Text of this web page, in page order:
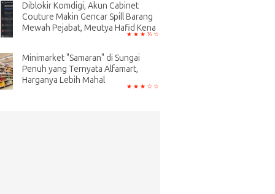
Diblokir Komdigi, Akun Cabinet
Couture Makin Gencar Spill Barang
Mewah Pejabat, Meutya Hafid Kena
Minimarket "Samaran" di Sungai
Penuh yang Ternyata Alfamart,
Harganya Lebih Mahal